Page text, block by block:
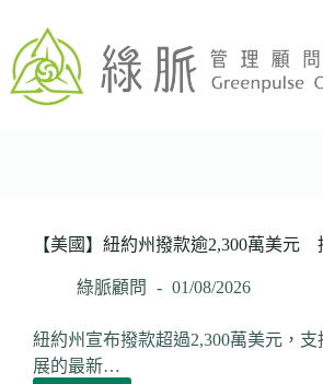
主
要
【美國】紐約州撥款逾2,300萬美元
綠脈顧問 01/08/2026
紐約州宣布撥款超過2,300萬美元，
展的最新…